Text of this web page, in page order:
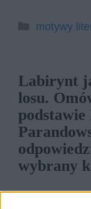
Kategorie
motywy
Labirynt
losu.
wybrany